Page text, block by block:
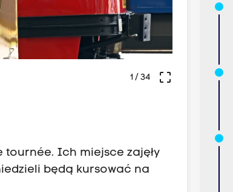
crop_free
1/ 34
tournée. Ich miejsce zajęły
będą kursować na